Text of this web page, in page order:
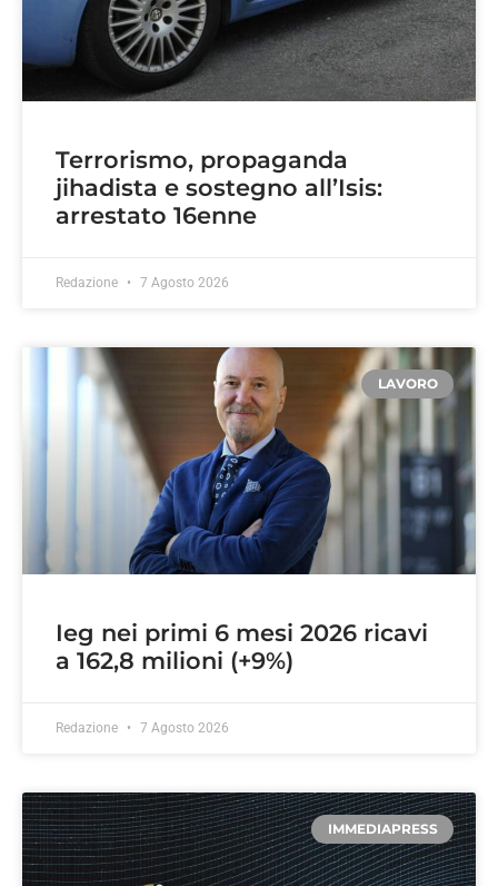
Terrorismo, propaganda
jihadista e sostegno all’Isis:
arrestato 16enne
Redazione 7 Agosto 2026
LAVORO
Ieg nei primi 6 mesi 2026 ricavi
a 162,8 milioni (+9%)
Redazione 7 Agosto 2026
IMMEDIAPRESS